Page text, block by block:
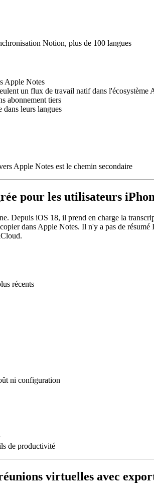
Notion, plus de 100 langues
Apple Notes
un flux de travail natif dans l'écosystème
abonnement tiers
leurs langues
Apple Notes est le chemin secondaire
pour les utilisateurs
Depuis iOS 18, il prend en charge la
dans Apple Notes. Il n'y a pas de
récents
ni configuration
de productivité
virtuelles avec